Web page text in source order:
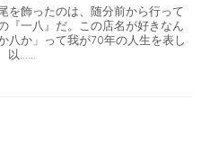
を飾ったのは、随分前から行って
『一八』だ。この店名が好きなん
八か」って我が70年の人生を表し
以……